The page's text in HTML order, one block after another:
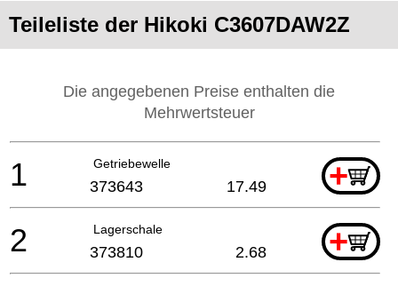
Teileliste der Hikoki C3607DAW2Z
Die angegebenen Preise enthalten die
Mehrwertsteuer
Getriebewelle +
1 373643 17.49
Lagerschale +
2 373810 2.68